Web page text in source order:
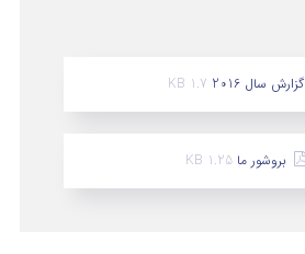
گزارش سال 2016 1.7 KB
بروشور ما1.25 KB